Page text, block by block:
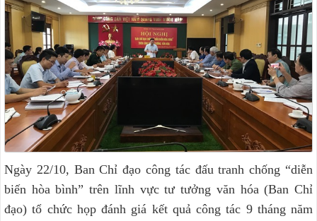
Ngày 22/10, Ban Chỉ đạo công tác đấu tranh chống “diễn
biến hòa bình” trên lĩnh vực tư tưởng văn hóa (Ban Chỉ
đạo) tổ chức họp đánh giá kết quả công tác 9 tháng năm